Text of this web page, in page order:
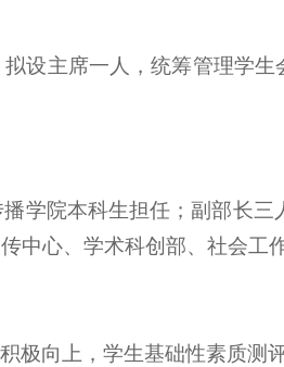
设主席一人，统筹管理学
学院本科生担任；副部长三
中心、学术科创部、社会工
极向上，学生基础性素质测